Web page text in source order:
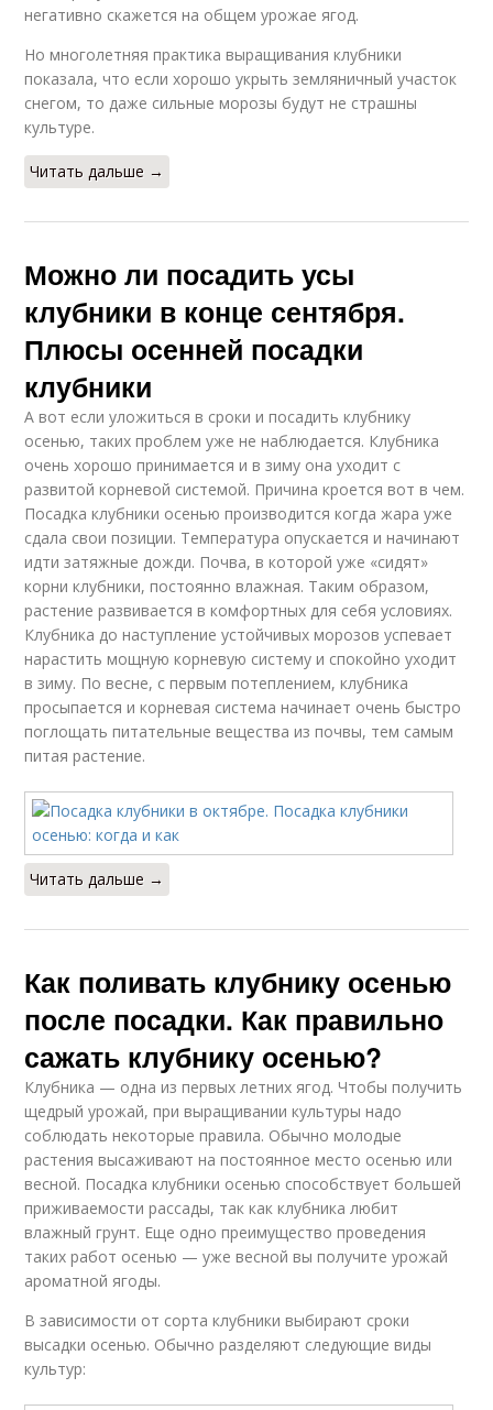
негативно скажется на общем урожае ягод.
Но многолетняя практика выращивания клубники
показала, что если хорошо укрыть земляничный участок
снегом, то даже сильные морозы будут не страшны
культуре.
Читать дальше →
Можно ли посадить усы
клубники в конце сентября.
Плюсы осенней посадки
клубники
А вот если уложиться в сроки и посадить клубнику
осенью, таких проблем уже не наблюдается. Клубника
очень хорошо принимается и в зиму она уходит с
развитой корневой системой. Причина кроется вот в чем.
Посадка клубники осенью производится когда жара уже
сдала свои позиции. Температура опускается и начинают
идти затяжные дожди. Почва, в которой уже «сидят»
корни клубники, постоянно влажная. Таким образом,
растение развивается в комфортных для себя условиях.
Клубника до наступление устойчивых морозов успевает
нарастить мощную корневую систему и спокойно уходит
в зиму. По весне, с первым потеплением, клубника
просыпается и корневая система начинает очень быстро
поглощать питательные вещества из почвы, тем самым
питая растение.
Читать дальше →
Как поливать клубнику осенью
после посадки. Как правильно
сажать клубнику осенью?
Клубника — одна из первых летних ягод. Чтобы получить
щедрый урожай, при выращивании культуры надо
соблюдать некоторые правила. Обычно молодые
растения высаживают на постоянное место осенью или
весной. Посадка клубники осенью способствует большей
приживаемости рассады, так как клубника любит
влажный грунт. Еще одно преимущество проведения
таких работ осенью — уже весной вы получите урожай
ароматной ягоды.
В зависимости от сорта клубники выбирают сроки
высадки осенью. Обычно разделяют следующие виды
культур: